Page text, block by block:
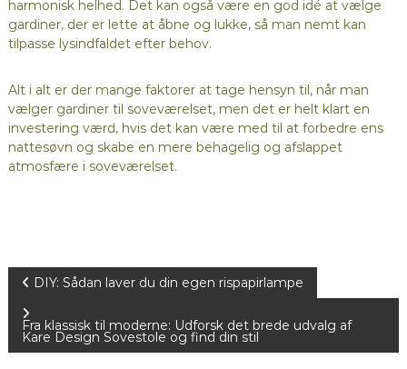
harmonisk helhed. Det kan også være en god idé at vælge
gardiner, der er lette at åbne og lukke, så man nemt kan
tilpasse lysindfaldet efter behov.
Alt i alt er der mange faktorer at tage hensyn til, når man
vælger gardiner til soveværelset, men det er helt klart en
investering værd, hvis det kan være med til at forbedre ens
nattesøvn og skabe en mere behagelig og afslappet
atmosfære i soveværelset.
n
DIY: Sådan laver du din egen rispapirlampe
Fra klassisk til moderne: Udforsk det brede udvalg af
Kare Design Sovestole og find din stil